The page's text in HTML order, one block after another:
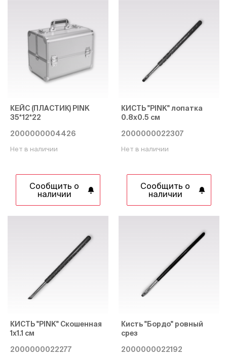
КЕЙС (ПЛАСТИК) PINK
35*12*22
2000000004426
Нет в наличии
Сообщить о
наличии
КИСТЬ "PINK" лопатка
0.8х0.5 см
2000000022307
Нет в наличии
Сообщить о
наличии
КИСТЬ "PINK" Скошенная
1х1.1 см
2000000022277
Кисть "Бордо" ровный
срез
2000000022192